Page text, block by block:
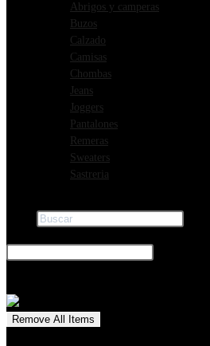
Abrigos y camperas
Buzos
Calzado
Camisas
Chombas
Jeans
Joggers
Pantalones
Remeras
Sweaters
Sastreria
Remove All Items